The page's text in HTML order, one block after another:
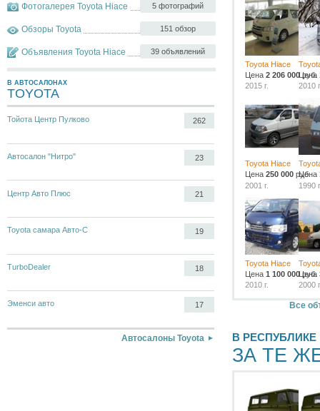
5 фотографий
Фотогалерея Toyota Hiace
151 обзор
Обзоры Toyota
39 объявлений
Объявления Toyota Hiace
В АВТОСАЛОНАХ
TOYOTA
Тойота Центр Пулково 262
Автосалон "Нитро" 23
Центр Авто Плюс 21
Toyota самара Авто-С 19
TurboDealer 18
Эменси авто 17
Автосалоны Toyota
Toyota Hiace
Цена 2 206 000 руб.
2015 г.
Цена
2010
Toyota Hiace
Цена 250 000 руб.
2001 г.
Цена
1990
Toyota Hiace
Цена 1 100 000 руб.
2010 г.
Цена
2000
Все
В
ЗА ТЕ